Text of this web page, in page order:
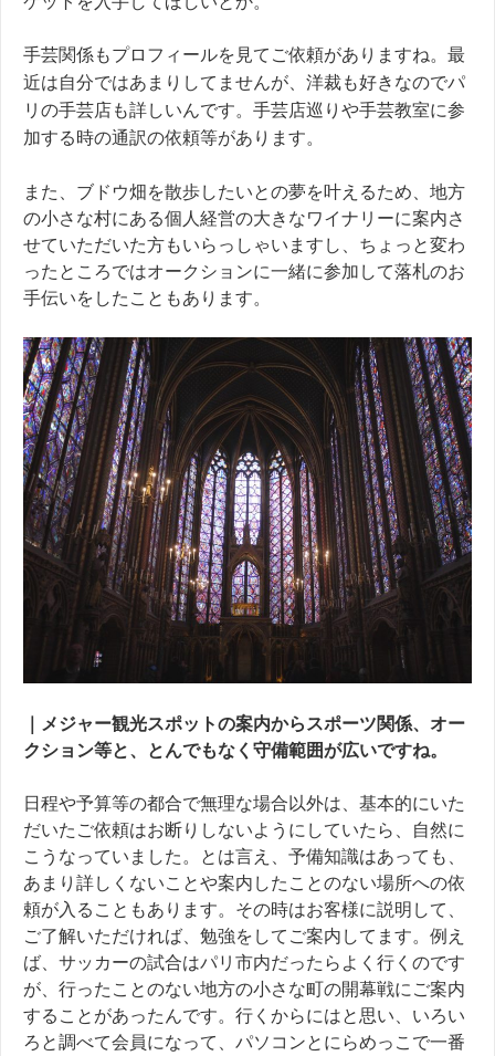
手芸関係もプロフィールを見てご依頼がありますね。最
近は自分ではあまりしてませんが、洋裁も好きなのでパ
リの手芸店も詳しいんです。手芸店巡りや手芸教室に参
加する時の通訳の依頼等があります。
また、ブドウ畑を散歩したいとの夢を叶えるため、地方
の小さな村にある個人経営の大きなワイナリーに案内さ
せていただいた方もいらっしゃいますし、ちょっと変わ
ったところではオークションに一緒に参加して落札のお
手伝いをしたこともあります。
｜メジャー観光スポットの案内からスポーツ関係、オー
クション等と、とんでもなく守備範囲が広いですね。
日程や予算等の都合で無理な場合以外は、基本的にいた
だいたご依頼はお断りしないようにしていたら、自然に
こうなっていました。とは言え、予備知識はあっても、
あまり詳しくないことや案内したことのない場所への依
頼が入ることもあります。その時はお客様に説明して、
ご了解いただければ、勉強をしてご案内してます。例え
ば、サッカーの試合はパリ市内だったらよく行くのです
が、行ったことのない地方の小さな町の開幕戦にご案内
することがあったんです。行くからにはと思い、いろい
ろと調べて会員になって、パソコンとにらめっこで一番